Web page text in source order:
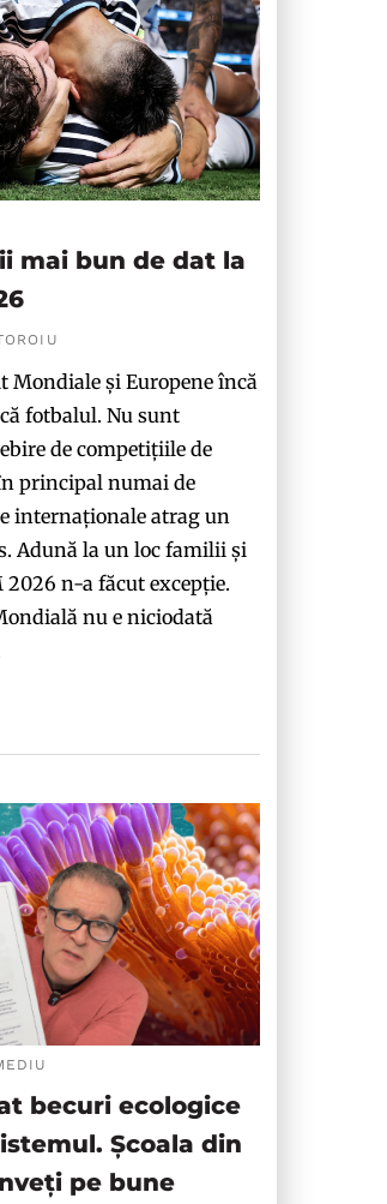
mai bun de dat la
Mondiale și Europene încă
fotbalul. Nu sunt
de competițiile de
principal numai de
internaționale atrag un
Adună la un loc familii și
n-a făcut excepție.
nu e niciodată
becuri ecologice
Școala din
pe bune